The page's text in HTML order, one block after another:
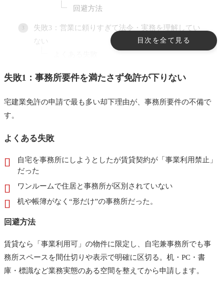
目次を全て見る
回避方法
失敗3：営業に頼りすぎて法令・実務を理解してい
ない
よくある失敗
失敗5：信頼できる協力先がなくトラブル対応に苦
よくある失敗
失敗6：業務が属人化しすぎて限界が来る
よくある失敗
不動産開業の失敗に関するよくある質問
まとめ
あわせて読みたい
失敗1：事務所要件を満たさず免許が下りない
宅建業免許の申請で最も多い却下理由が、事務所要件の不備で
す。
よくある失敗
自宅を事務所にしようとしたが賃貸契約が「事業利用禁止」
だった
ワンルームで住居と事務所が区別されていない
机や帳簿がなく“形だけ”の事務所だった。
回避方法
賃貸なら「事業利用可」の物件に限定し、自宅兼事務所でも事
務所スペースを間仕切りや表示で明確に区切る。机・PC・書
庫・標識など業務実態のある空間を整えてから申請します。